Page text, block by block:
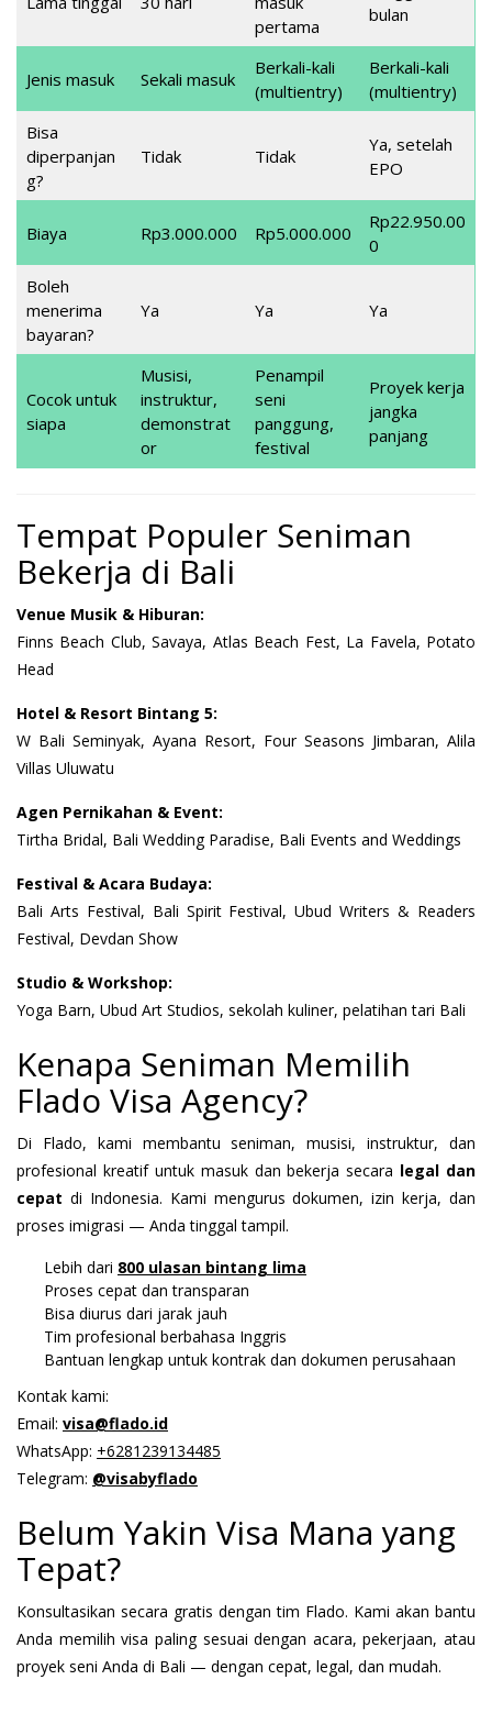
pertama
bulan
Jenis masuk Sekali masuk
Berkali-kali
(multientry)
Berkali-kali
(multientry)
Bisa
diperpanjan
g?
Tidak Tidak
Ya, setelah
EPO
Biaya Rp3.000.000 Rp5.000.000
Rp22.950.00
0
Boleh
menerima
bayaran?
Ya Ya Ya
Cocok untuk
siapa
Musisi,
instruktur,
demonstrat
or
Penampil
seni
panggung,
festival
Proyek kerja
jangka
panjang
Tempat Populer Seniman
Bekerja di Bali
Venue Musik & Hiburan:
Finns Beach Club, Savaya, Atlas Beach Fest, La Favela, Potato
Head
Hotel & Resort Bintang 5:
W Bali Seminyak, Ayana Resort, Four Seasons Jimbaran, Alila
Villas Uluwatu
Agen Pernikahan & Event:
Tirtha Bridal, Bali Wedding Paradise, Bali Events and Weddings
Festival & Acara Budaya:
Bali Arts Festival, Bali Spirit Festival, Ubud Writers & Readers
Festival, Devdan Show
Studio & Workshop:
Yoga Barn, Ubud Art Studios, sekolah kuliner, pelatihan tari Bali
Kenapa Seniman Memilih
Flado Visa Agency?
Di Flado, kami membantu seniman, musisi, instruktur, dan
profesional kreatif untuk masuk dan bekerja secara legal dan
cepat di Indonesia. Kami mengurus dokumen, izin kerja, dan
proses imigrasi — Anda tinggal tampil.
Lebih dari 800 ulasan bintang lima
Proses cepat dan transparan
Bisa diurus dari jarak jauh
Tim profesional berbahasa Inggris
Bantuan lengkap untuk kontrak dan dokumen perusahaan
Kontak kami:
Email: visa@flado.id
WhatsApp: +6281239134485
Telegram: @visabyflado
Belum Yakin Visa Mana yang
Tepat?
Konsultasikan secara gratis dengan tim Flado. Kami akan bantu
Anda memilih visa paling sesuai dengan acara, pekerjaan, atau
proyek seni Anda di Bali — dengan cepat, legal, dan mudah.